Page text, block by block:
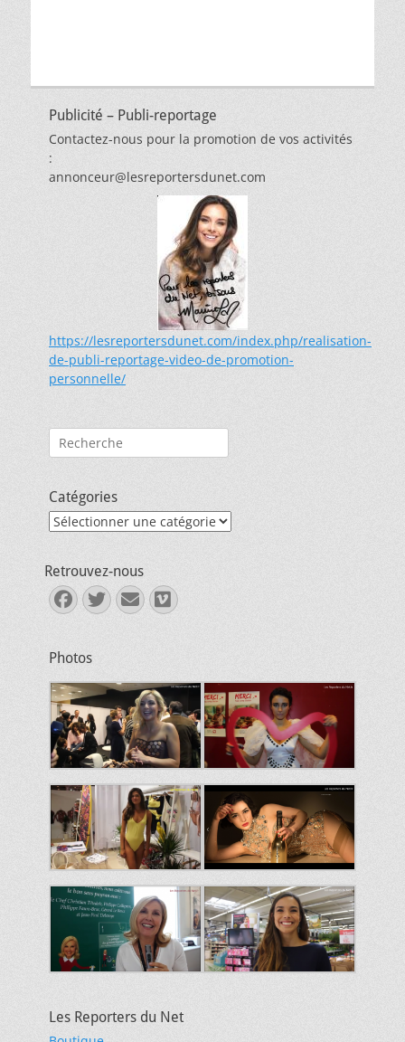
Publicité – Publi-reportage
Contactez-nous pour la promotion de vos activités
:
annonceur@lesreportersdunet.com
https://lesreportersdunet.com/index.php/realisation-
de-publi-reportage-video-de-promotion-
personnelle/
Rechercher :
Catégories
Catégories
Retrouvez-nous
Facebook
Twitter
E-
mail
Vimeo
Photos
Les Reporters du Net